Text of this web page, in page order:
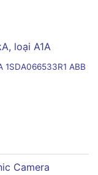
1SDA066533R1 ABB
Camera